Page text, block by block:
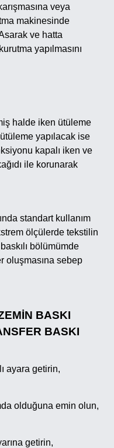
veya
makinesinde
ve hatta
yapılmasını
halde iken ütüleme
yapılacak ise
kapalı iken ve
ile korunarak
standart kullanım
ölçülerde tekstilin
bölümümde
oluşmasına sebep
BASKI
BASKI
ayara getirin,
olduğuna emin olun,
getirin,